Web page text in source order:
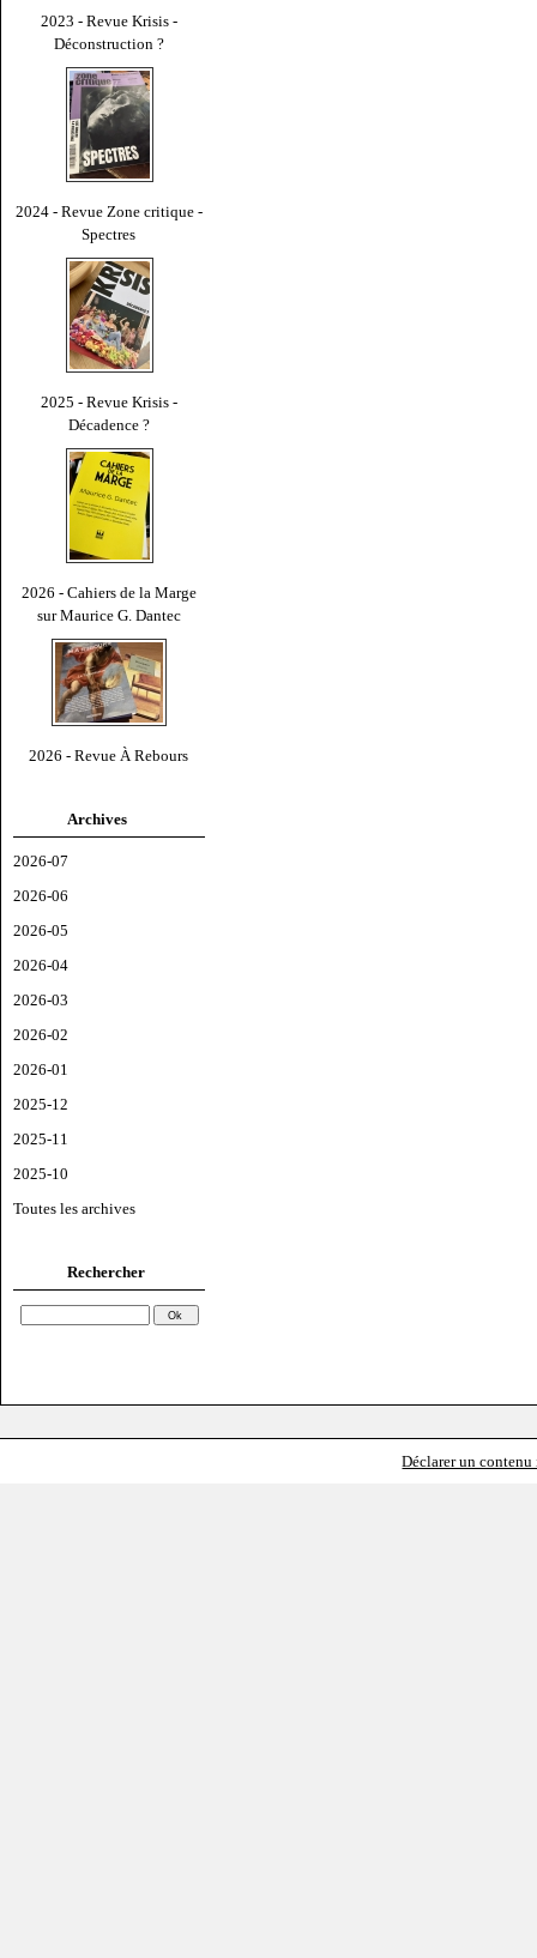
2023 - Revue Krisis -
Déconstruction ?
2024 - Revue Zone critique -
Spectres
2025 - Revue Krisis -
Décadence ?
2026 - Cahiers de la Marge
sur Maurice G. Dantec
2026 - Revue À Rebours
Archives
2026-07
2026-06
2026-05
2026-04
2026-03
2026-02
2026-01
2025-12
2025-11
2025-10
Toutes les archives
Rechercher
Déclarer un